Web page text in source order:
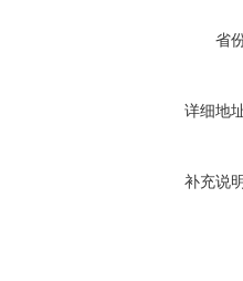
省
详细地
补充说